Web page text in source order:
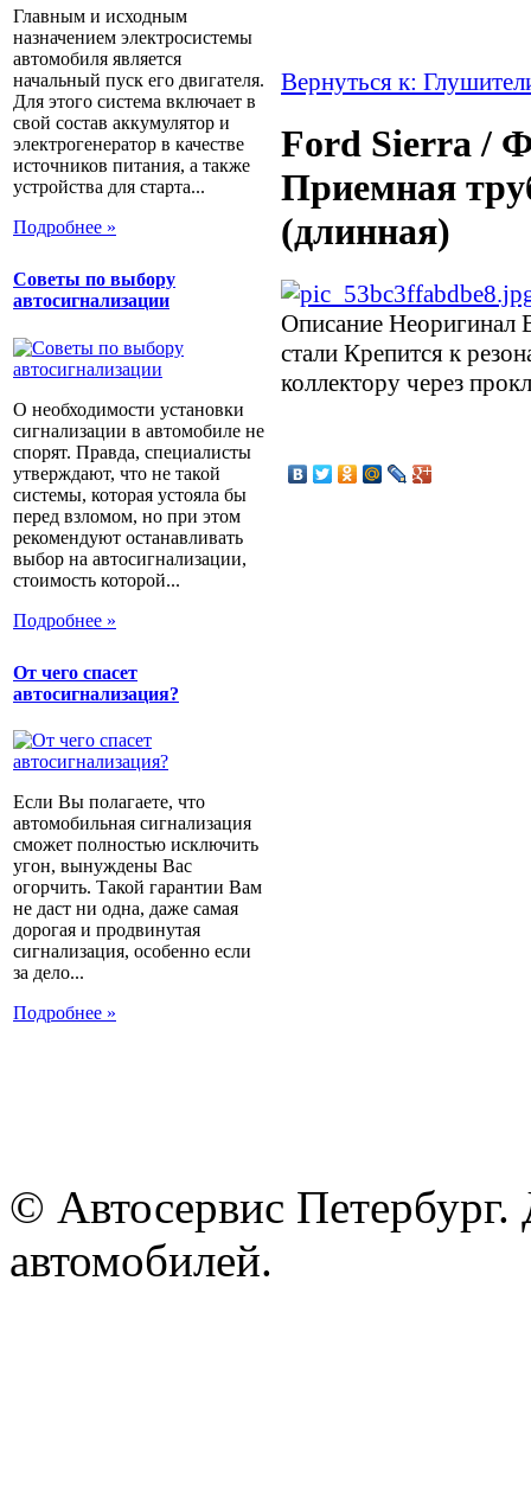
Главным и исходным
назначением электросистемы
автомобиля является
начальный пуск его двигателя.
Для этого система включает в
свой состав аккумулятор и
электрогенератор в качестве
источников питания, а также
устройства для старта...
Подробнее »
Советы по выбору
автосигнализации
О необходимости установки
сигнализации в автомобиле не
спорят. Правда, специалисты
утверждают, что не такой
системы, которая устояла бы
перед взломом, но при этом
рекомендуют останавливать
выбор на автосигнализации,
стоимость которой...
Подробнее »
От чего спасет
автосигнализация?
Если Вы полагаете, что
автомобильная сигнализация
сможет полностью исключить
угон, вынуждены Вас
огорчить. Такой гарантии Вам
не даст ни одна, даже самая
дорогая и продвинутая
сигнализация, особенно если
за дело...
Подробнее »
Вернуться к:
Ford Sierra /
Приемная
(длинная)
Описание Неоригинал
стали Крепится к
коллектору через
© Автосервис
автомобилей.